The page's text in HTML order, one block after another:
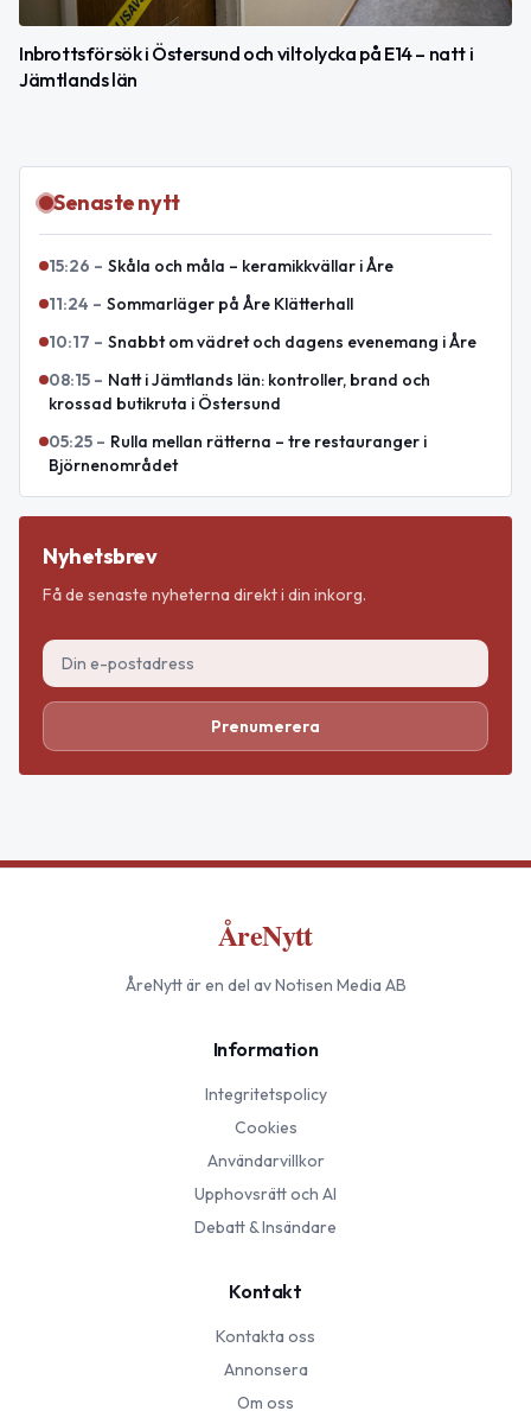
Inbrottsförsök i Östersund och viltolycka på E14 – natt i
Jämtlands län
Senaste nytt
15:26 – Skåla och måla – keramikkvällar i Åre
11:24 – Sommarläger på Åre Klätterhall
10:17 – Snabbt om vädret och dagens evenemang i Åre
08:15 – Natt i Jämtlands län: kontroller, brand och
krossad butikruta i Östersund
05:25 – Rulla mellan rätterna – tre restauranger i
Björnenområdet
Nyhetsbrev
Få de senaste nyheterna direkt i din inkorg.
Prenumerera
ÅreNytt
ÅreNyttär en del av Notisen Media AB
Information
Integritetspolicy
Cookies
Användarvillkor
Upphovsrätt och AI
Debatt & Insändare
Kontakt
Kontakta oss
Annonsera
Om oss